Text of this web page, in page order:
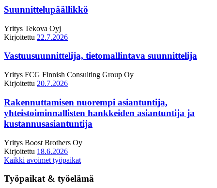
Suunnittelupäällikkö
Yritys Tekova Oyj
Kirjoitettu 22.7.2026
Vastuusuunnittelija, tietomallintava suunnittelija
Yritys FCG Finnish Consulting Group Oy
Kirjoitettu 20.7.2026
Rakennuttamisen nuorempi asiantuntija,
yhteistoiminnallisten hankkeiden asiantuntija ja
kustannusasiantuntija
Yritys Boost Brothers Oy
Kirjoitettu 18.6.2026
Kaikki avoimet työpaikat
Työpaikat & työelämä